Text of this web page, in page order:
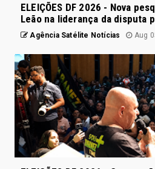
ELEIÇÕES DF 2026 - Nova
Leão na liderança da disputa
Agência Satélite Notícias Aug